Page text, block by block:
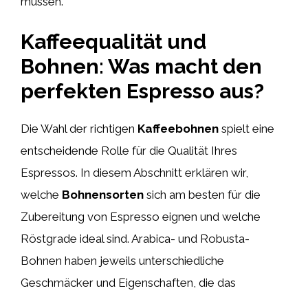
Kaffeequalität und
Bohnen: Was macht den
perfekten Espresso aus?
Die Wahl der richtigen Kaffeebohnen spielt eine
entscheidende Rolle für die Qualität Ihres
Espressos. In diesem Abschnitt erklären wir,
welche Bohnensorten sich am besten für die
Zubereitung von Espresso eignen und welche
Röstgrade ideal sind. Arabica- und Robusta-
Bohnen haben jeweils unterschiedliche
Geschmäcker und Eigenschaften, die das